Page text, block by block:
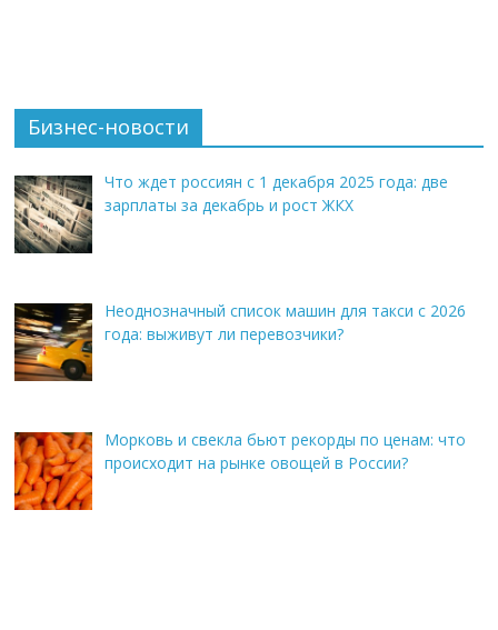
Бизнес-новости
Что ждет россиян с 1 декабря 2025 года: две
зарплаты за декабрь и рост ЖКХ
Неоднозначный список машин для такси с 2026
года: выживут ли перевозчики?
Морковь и свекла бьют рекорды по ценам: что
происходит на рынке овощей в России?